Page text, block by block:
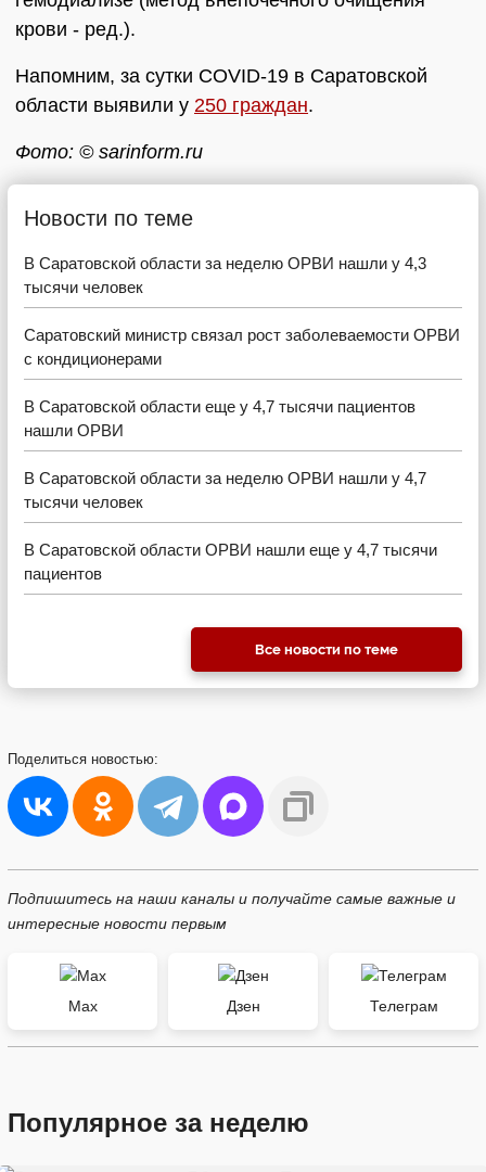
крови - ред.).
Напомним, за сутки COVID-19 в Саратовской
области выявили у 250 граждан.
Фото: © sarinform.ru
Новости по теме
В Саратовской области за неделю ОРВИ нашли у 4,3
тысячи человек
Саратовский министр связал рост заболеваемости ОРВИ
с кондиционерами
В Саратовской области еще у 4,7 тысячи пациентов
нашли ОРВИ
В Саратовской области за неделю ОРВИ нашли у 4,7
тысячи человек
В Саратовской области ОРВИ нашли еще у 4,7 тысячи
пациентов
Все новости по теме
Поделиться новостью:
Подпишитесь на наши каналы и получайте самые важные и
интересные новости первым
Max Дзен Телеграм
Популярное за неделю